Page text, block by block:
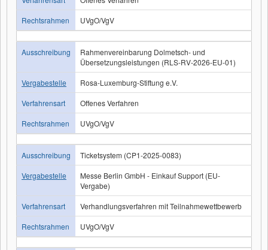
Rechtsrahmen
UVgO/VgV
Ausschreibung
Rahmenvereinbarung Dolmetsch- und
Übersetzungsleistungen (RLS-RV-2026-EU-01)
Vergabestelle
Rosa-Luxemburg-Stiftung e.V.
Verfahrensart
Offenes Verfahren
Rechtsrahmen
UVgO/VgV
Ausschreibung
Ticketsystem (CP1-2025-0083)
Vergabestelle
Messe Berlin GmbH - Einkauf Support (EU-
Vergabe)
Verfahrensart
Verhandlungsverfahren mit Teilnahmewettbewerb
Rechtsrahmen
UVgO/VgV